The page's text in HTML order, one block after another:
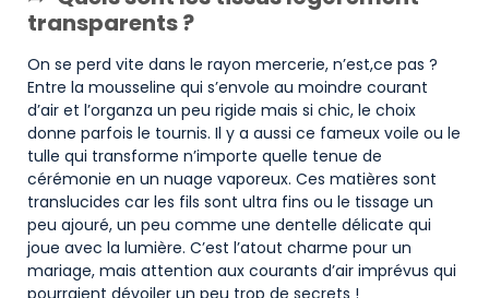
transparents ?
On se perd vite dans le rayon mercerie, n’est,ce pas ?
Entre la mousseline qui s’envole au moindre courant
d’air et l’organza un peu rigide mais si chic, le choix
donne parfois le tournis. Il y a aussi ce fameux voile ou le
tulle qui transforme n’importe quelle tenue de
cérémonie en un nuage vaporeux. Ces matières sont
translucides car les fils sont ultra fins ou le tissage un
peu ajouré, un peu comme une dentelle délicate qui
joue avec la lumière. C’est l’atout charme pour un
mariage, mais attention aux courants d’air imprévus qui
pourraient dévoiler un peu trop de secrets !